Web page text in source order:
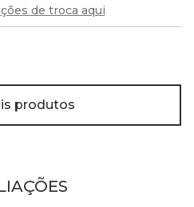
de troca aqui
produtos